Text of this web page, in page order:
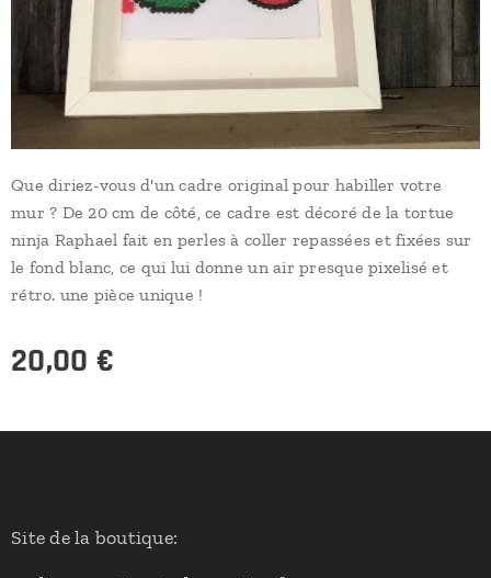
Que diriez-vous d'un cadre original pour habiller votre
mur ? De 20 cm de côté, ce cadre est décoré de la tortue
ninja Raphael fait en perles à coller repassées et fixées sur
le fond blanc, ce qui lui donne un air presque pixelisé et
rétro. une pièce unique !
20,00 €
Site de la boutique: